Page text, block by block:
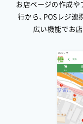
2025.12
シーシャカフェぷ
した。
Lil.OFF-PRICE
ートしました。
Dining Bar Tee'z様
お店ページの作成や
行から、POSレジ連
広い機能でお